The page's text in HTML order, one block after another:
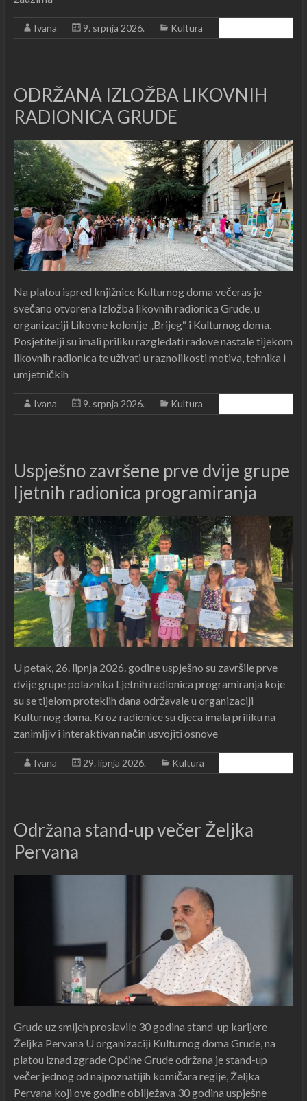
Ivana 9. srpnja 2026. Kultura
ODRŽANA IZLOŽBA LIKOVNIH
RADIONICA GRUDE
Na platou ispred knjižnice Kulturnog doma večeras je
svečano otvorena Izložba likovnih radionica Grude, u
organizaciji Likovne kolonije „Brijeg“ i Kulturnog doma.
Posjetitelji su imali priliku razgledati radove nastale tijekom
likovnih radionica te uživati u raznolikosti motiva, tehnika i
umjetničkih
Ivana 9. srpnja 2026. Kultura
Uspješno završene prve dvije grupe
ljetnih radionica programiranja
U petak, 26. lipnja 2026. godine uspješno su završile prve
dvije grupe polaznika Ljetnih radionica programiranja koje
su se tijelom proteklih dana održavale u organizaciji
Kulturnog doma. Kroz radionice su djeca imala priliku na
zanimljiv i interaktivan način usvojiti osnove
Ivana 29. lipnja 2026. Kultura
Održana stand-up večer Željka
Pervana
Grude uz smijeh proslavile 30 godina stand-up karijere
Željka Pervana U organizaciji Kulturnog doma Grude, na
platou iznad zgrade Općine Grude održana je stand-up
večer jednog od najpoznatijih komičara regije, Željka
Pervana koji ove godine obilježava 30 godina uspješne